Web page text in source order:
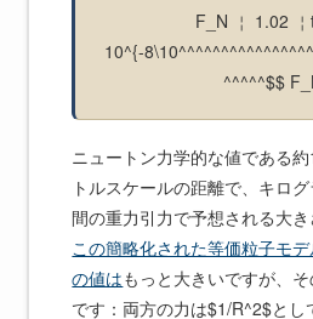
F_N ￤ 1.02
10^{-
^^^^^$$
ニュートン力学的な値である
トルスケールの距離で、キロ
間の重力引力で予想される大き
この簡略化された等価粒子モ
の値はもっと大きいですが、
です：両方の力は$1/R^2$とし